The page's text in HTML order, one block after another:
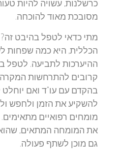
כרשלנות, עשויה להיות טעות
מסובכת מאוד להוכחה.
מתי כדאי לטפל בהיבט
הכללית, היא כמה שפחות
ההיערכות לתביעה. לטפל
קרובים להתרחשות המקרה,
בהקדם עם עו"ד ואם יוחלט
להשקיע את הזמן ולחפש
מומחים רפואיים מתאימים.
את המומחה המתאים, שהוא
גם מוכן לשתף פעולה.